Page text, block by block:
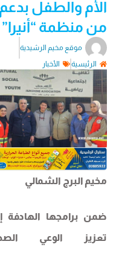
الأم والطفل بدعم
من منظمة “أنيرا”
موقع مخيم الرشيدية
الرئيسية
الأخبار
مخيم البرج الشمالي
ضمن برامجها الهادفة إلى
تعزيز الوعي الصحي